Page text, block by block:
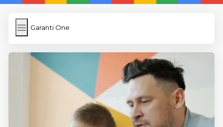
Garanti One
Garanti One
Resim Yükle
Wordpress Cache